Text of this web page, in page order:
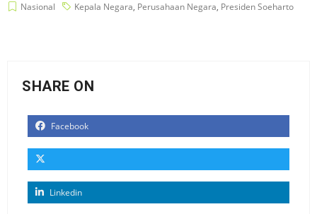
Nasional Kepala Negara, Perusahaan Negara, Presiden Soeharto
SHARE ON
Facebook
Linkedin